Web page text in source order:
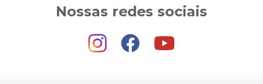
Nossas redes sociais